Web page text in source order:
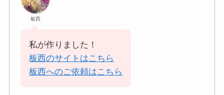
板西
私が作りました！
板西のサイトはこちら
板西へのご依頼はこちら